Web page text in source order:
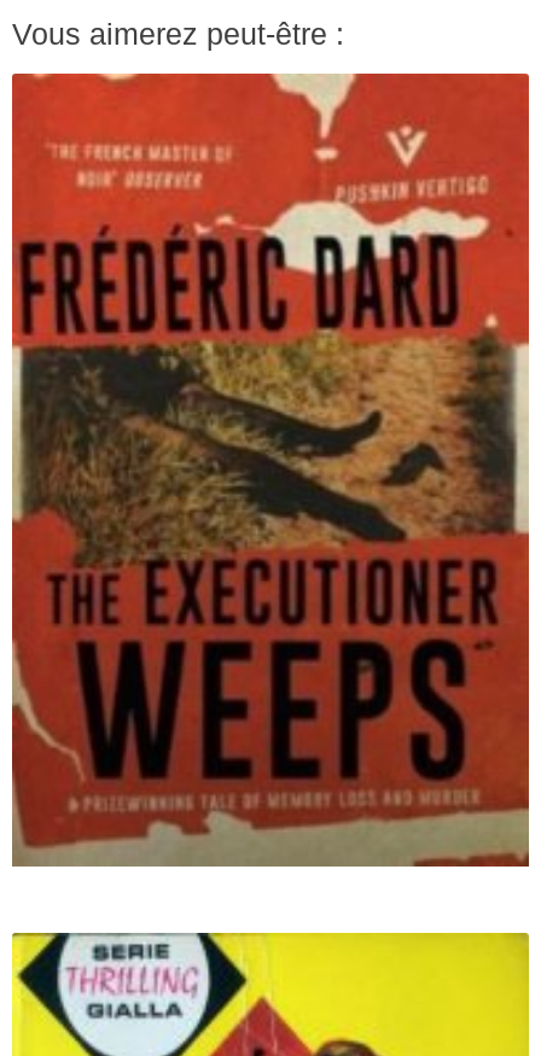
Vous aimerez peut-être :